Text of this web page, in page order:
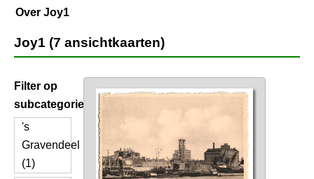
Over Joy1
Joy1 (7 ansichtkaarten)
Filter op
subcategorie
's
Gravendeel
(1)